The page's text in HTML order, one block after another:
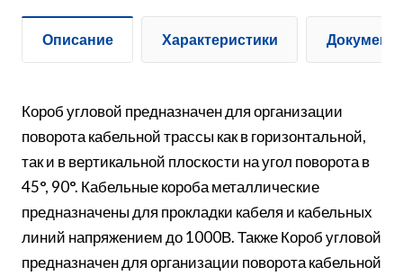
Описание Характеристики
Короб угловой предназначен для организации
поворота кабельной трассы как в горизонтальной,
так и в вертикальной плоскости на угол поворота в
45°, 90°. Кабельные короба металлические
предназначены для прокладки кабеля и кабельных
линий напряжением до 1000В. Также Короб угловой
предназначен для организации поворота кабельной